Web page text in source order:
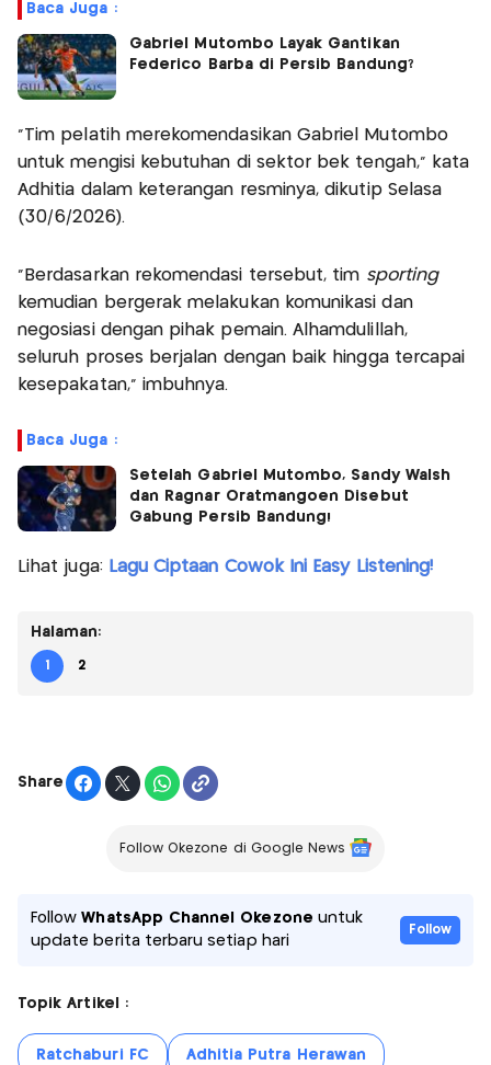
Baca Juga :
Gabriel Mutombo Layak Gantikan
Federico Barba di Persib Bandung?
“Tim pelatih merekomendasikan Gabriel Mutombo
untuk mengisi kebutuhan di sektor bek tengah,” kata
Adhitia dalam keterangan resminya, dikutip Selasa
(30/6/2026).
“Berdasarkan rekomendasi tersebut, tim sporting
kemudian bergerak melakukan komunikasi dan
negosiasi dengan pihak pemain. Alhamdulillah,
seluruh proses berjalan dengan baik hingga tercapai
kesepakatan," imbuhnya.
Baca Juga :
Setelah Gabriel Mutombo, Sandy Walsh
dan Ragnar Oratmangoen Disebut
Gabung Persib Bandung!
Lihat juga: Lagu Ciptaan Cowok Ini Easy Listening!
Halaman:
1 2
Share
Follow Okezone di Google News
FollowWhatsApp Channel Okezone untuk
update berita terbaru setiap hari
Follow
Topik Artikel :
Ratchaburi FC Adhitia Putra Herawan